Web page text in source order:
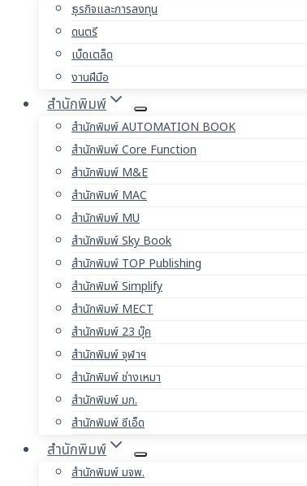
ธุรกิจและการลงทุน
ดนตรี
เบ็ดเตล็ด
งานฝีมือ
สำนักพิมพ์
สำนักพิมพ์ AUTOMATION BOOK
สำนักพิมพ์ Core Function
สำนักพิมพ์ M&E
สำนักพิมพ์ MAC
สำนักพิมพ์ MU
สำนักพิมพ์ Sky Book
สำนักพิมพ์ TOP Publishing
สำนักพิมพ์ Simplify
สำนักพิมพ์ MECT
สำนักพิมพ์ 23 บุ๊ค
สำนักพิมพ์ จุฬาฯ
สำนักพิมพ์ ช่างเหมา
สำนักพิมพ์ มก.
สำนักพิมพ์ ซีเอ็ด
สำนักพิมพ์
สำนักพิมพ์ มจพ.